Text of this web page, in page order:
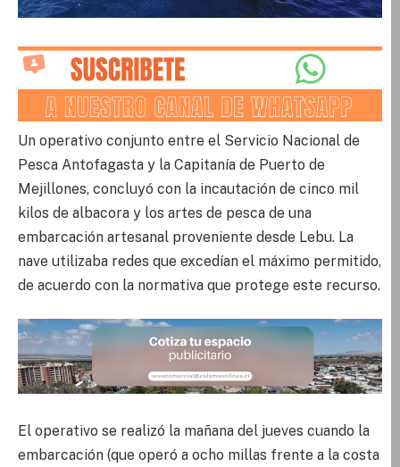
Un operativo conjunto entre el Servicio Nacional de
Pesca Antofagasta y la Capitanía de Puerto de
Mejillones, concluyó con la incautación de cinco mil
kilos de albacora y los artes de pesca de una
embarcación artesanal proveniente desde Lebu. La
nave utilizaba redes que excedían el máximo permitido,
de acuerdo con la normativa que protege este recurso.
El operativo se realizó la mañana del jueves cuando la
embarcación (que operó a ocho millas frente a la costa